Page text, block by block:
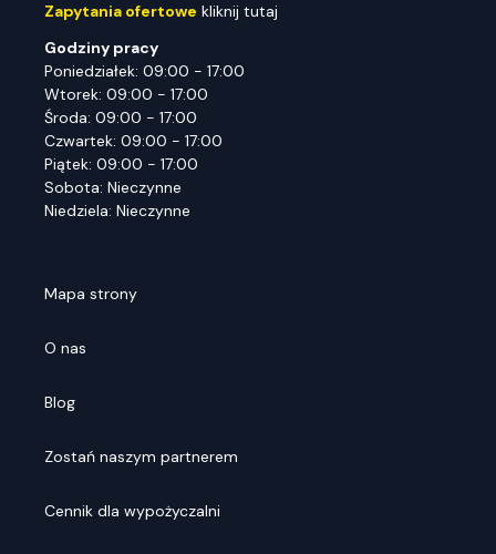
Zapytania ofertowe kliknij tutaj
Godziny pracy
Poniedziałek: 09:00 - 17:00
Wtorek: 09:00 - 17:00
Środa: 09:00 - 17:00
Czwartek: 09:00 - 17:00
Piątek: 09:00 - 17:00
Sobota: Nieczynne
Niedziela: Nieczynne
Mapa strony
O nas
Blog
Zostań naszym partnerem
Cennik dla wypożyczalni